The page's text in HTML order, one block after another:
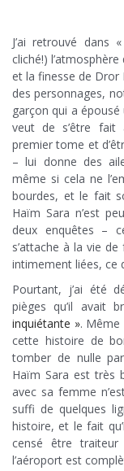
J’ai retrouvé dans
cliché!)
et la finesse de Dror
des personnages,
garçon qui a épousé
veut de s’être fait
premier tome et
– lui donne des
même si cela ne
bourdes, et le fait
Haïm Sara n’est
deux enquêtes –
s’attache à la vie
intimement liées, ce
Pourtant, j’ai été
pièges qu’il avait
inquiétante ». Même
cette histoire de
tomber de nulle
Haïm Sara est très
avec sa femme
suffi de quelques
histoire, et le fait
censé être
l’aéroport est